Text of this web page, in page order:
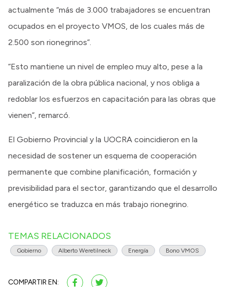
actualmente “más de 3.000 trabajadores se encuentran
ocupados en el proyecto VMOS, de los cuales más de
2.500 son rionegrinos”.
“Esto mantiene un nivel de empleo muy alto, pese a la
paralización de la obra pública nacional, y nos obliga a
redoblar los esfuerzos en capacitación para las obras que
vienen”, remarcó.
El Gobierno Provincial y la UOCRA coincidieron en la
necesidad de sostener un esquema de cooperación
permanente que combine planificación, formación y
previsibilidad para el sector, garantizando que el desarrollo
energético se traduzca en más trabajo rionegrino.
TEMAS RELACIONADOS
Gobierno Alberto Weretilneck Energía Bono VMOS
COMPARTIR EN: